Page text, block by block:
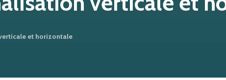
et horizontale